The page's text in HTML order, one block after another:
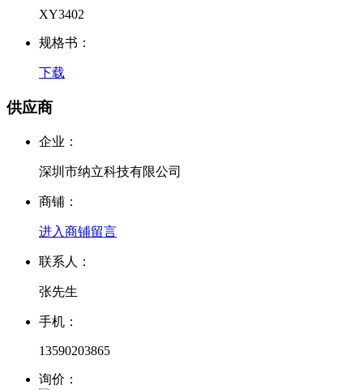
XY3402
规格书：
下载
供应商
企业：
深圳市纳立科技有限公司
商铺：
进入商铺留言
联系人：
张先生
手机：
13590203865
询价：